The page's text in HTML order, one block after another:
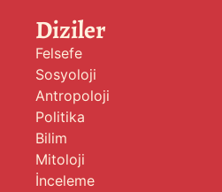
Diziler
Felsefe
Sosyoloji
Antropoloji
Politika
Bilim
Mitoloji
İnceleme